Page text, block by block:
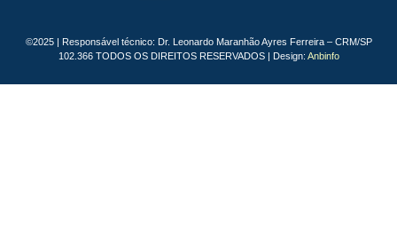
©2025 | Responsável técnico: Dr. Leonardo Maranhão Ayres Ferreira – CRM/SP
102.366 TODOS OS DIREITOS RESERVADOS | Design: Anbinfo